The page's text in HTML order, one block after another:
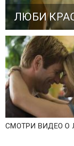
ЛЮБИ
СМОТРИ ВИДЕО О